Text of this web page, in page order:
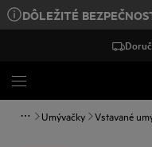
DÔLEŽITÉ
Umývačky Vstavané